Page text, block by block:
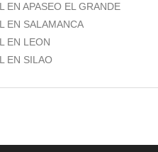
EN APASEO EL GRANDE
EN SALAMANCA
EN LEON
EN SILAO